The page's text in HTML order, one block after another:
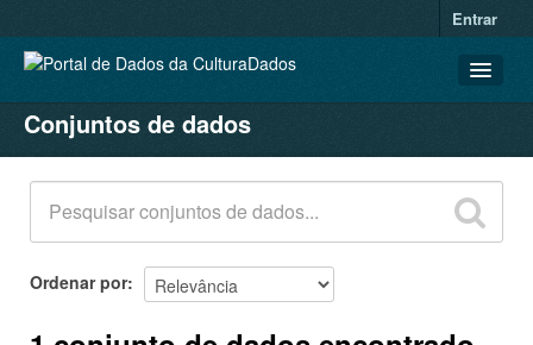
Entrar
CONJUNTOS DE DADOS
ORGANIZAÇÕES
GRUPOS
SOBRE
Conjuntos de dados
Ordenar por